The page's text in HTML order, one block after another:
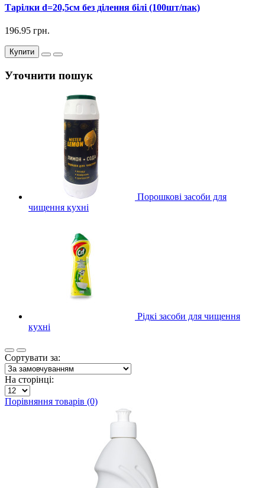
Тарілки d=20,5см без ділення білі (100шт/пак)
196.95 грн.
Купити
Уточнити пошук
Порошкові засоби для
чищення кухні
Рідкі засоби для чищення
кухні
Сортувати за:
На сторінці:
Порівняння товарів (0)